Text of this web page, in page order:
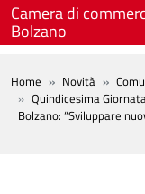
Salta al contenuto principale
Camera di
Bolzano
Home Novità
Quindicesima
Bolzano: “Sviluppare